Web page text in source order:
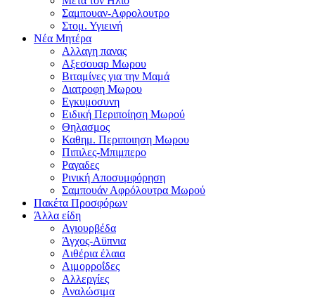
Σαμπουαν-Αφρολουτρο
Στομ. Υγιεινή
Νέα Μητέρα
Αλλαγη πανας
Αξεσουαρ Μωρου
Βιταμίνες για την Μαμά
Διατροφη Μωρου
Εγκυμοσυνη
Ειδική Περιποίηση Μωρού
Θηλασμος
Καθημ. Περιποιηση Μωρου
Πιπιλες-Μπιμπερο
Ραγαδες
Ρινική Αποσυμφόρηση
Σαμπουάν Αφρόλουτρα Μωρού
Πακέτα Προσφόρων
Άλλα είδη
Αγιουρβέδα
Άγχος-Αϋπνια
Αιθέρια έλαια
Αιμορροΐδες
Αλλεργίες
Αναλώσιμα